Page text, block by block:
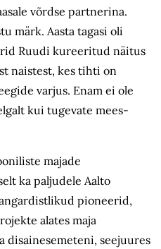
võrdse partnerina.
märk. Aasta tagasi oli
Ruudi kureeritud näitus
naistest, kes tihti on
varjus. Enam ei ole
kui tugevate mees­
majade
ka paljudele Aalto
pioneerid,
alates maja
seejuures